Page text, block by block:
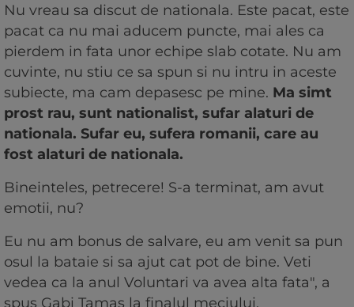
Nu vreau sa discut de nationala. Este pacat, este
pacat ca nu mai aducem puncte, mai ales ca
pierdem in fata unor echipe slab cotate. Nu am
cuvinte, nu stiu ce sa spun si nu intru in aceste
subiecte, ma cam depasesc pe mine. Ma simt
prost rau, sunt nationalist, sufar alaturi de
nationala. Sufar eu, sufera romanii, care au
fost alaturi de nationala.
Bineinteles, petrecere! S-a terminat, am avut
emotii, nu?
Eu nu am bonus de salvare, eu am venit sa pun
osul la bataie si sa ajut cat pot de bine. Veti
vedea ca la anul Voluntari va avea alta fata", a
spus Gabi Tamas la finalul meciului.